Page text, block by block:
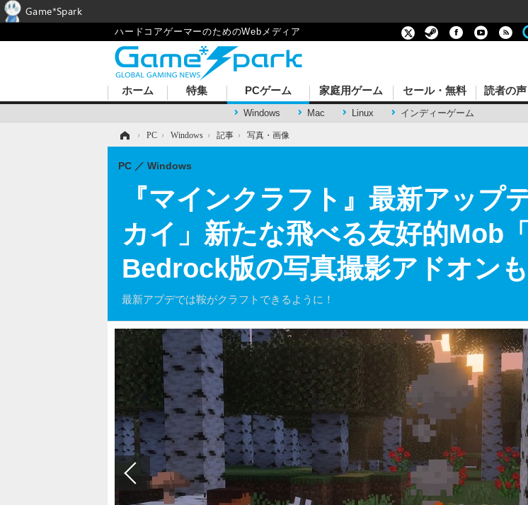
ハードコアゲーマーのためのWebメディア
ホーム 特集 PCゲーム
Windows Mac Linux インディーゲーム
家庭用ゲーム セール・無料 読者の声
› PC › Windows › 記事 › 写真・画像
『マインクラフト』最新アップ
カイ」新たな飛べる友好的Mob
Bedrock版の写真撮影アドオン
最新アプデでは鞍がクラフトできるように！
PC Windows
Game*Spark